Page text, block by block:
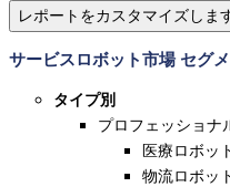
レポートをカスタマイズしま
サービスロボット市場 セグ
タイプ別
プロフェッショナ
医療ロボッ
物流ロボッ